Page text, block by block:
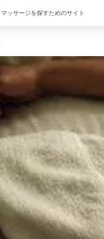
ッサージを探すためのサイト